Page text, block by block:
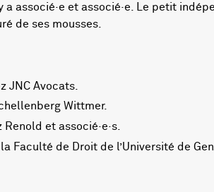
associé·e et associé·e. Le petit
de ses mousses.
JNC Avocats.
Wittmer.
Renold et associé·e·s.
la Faculté de Droit de l’Université de